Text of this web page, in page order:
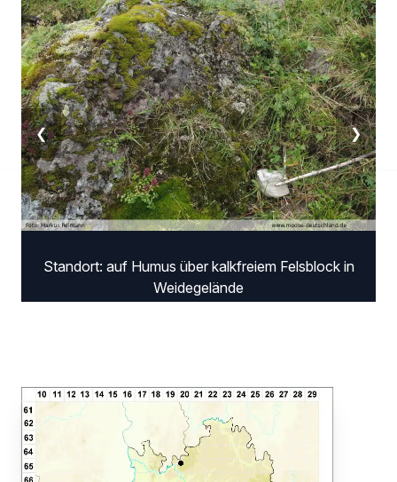
Standort: auf Humus über kalkfreiem Felsblock in
Weidegelände
❮ ❯